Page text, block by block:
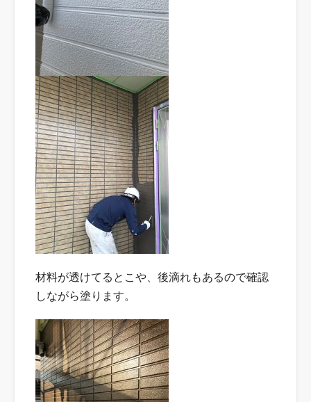
材料が透けてるとこや、後滴れもあるので確認
しながら塗ります。